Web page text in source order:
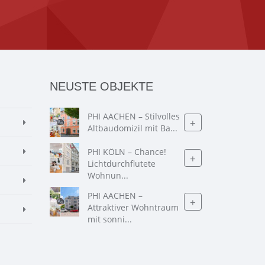
NEUSTE OBJEKTE
PHI AACHEN – Stilvolles
Altbaudomizil mit Ba...
+
PHI KÖLN – Chance!
Lichtdurchflutete
Wohnun...
+
PHI AACHEN –
Attraktiver Wohntraum
mit sonni...
+